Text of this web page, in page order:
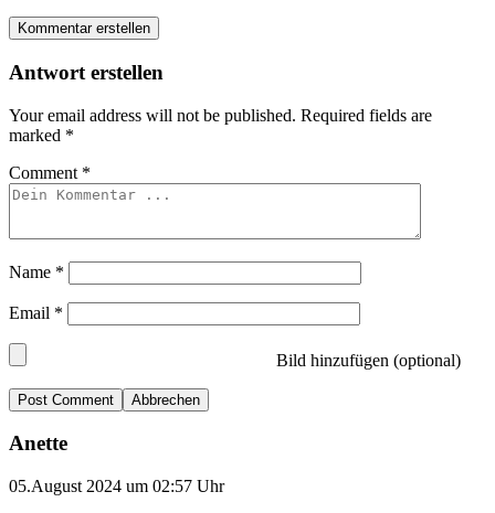
Kommentar erstellen
Antwort erstellen
Your email address will not be published. Required fields are
marked *
Comment *
Name *
Email *
Bild hinzufügen (optional)
Abbrechen
Anette
05.August 2024 um 02:57 Uhr